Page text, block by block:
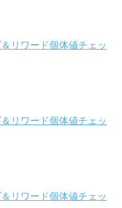
リワード個体値チェッ
リワード個体値チェッ
リワード個体値チェッ